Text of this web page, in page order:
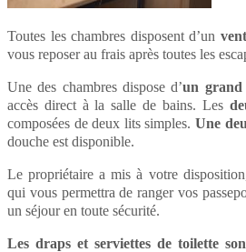
Toutes les chambres disposent d’un
vous reposer au frais après toutes les
Une des chambres dispose d’un
accès direct à la salle de bains. Les
composées de deux lits simples. Une
douche est disponible.
Le propriétaire a mis à votre
qui vous permettra de ranger vos
un séjour en toute sécurité.
Les draps et serviettes de toilette